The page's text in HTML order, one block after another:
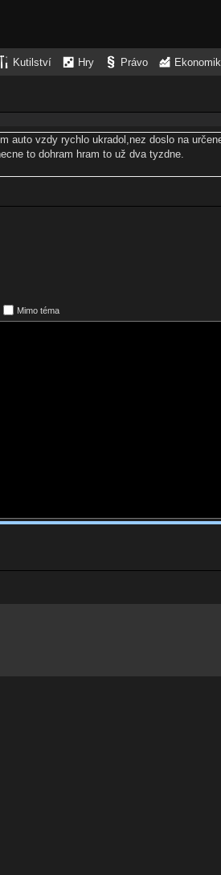
Kutilství Hry Právo
auto vzdy rychlo ukradol,nez doslo na
to dohram hram to už dva tyzdne.
Mimo téma